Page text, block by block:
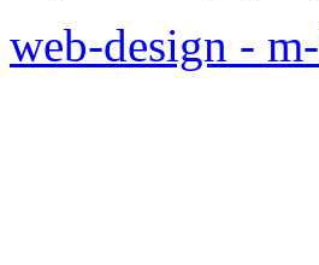
web-design -